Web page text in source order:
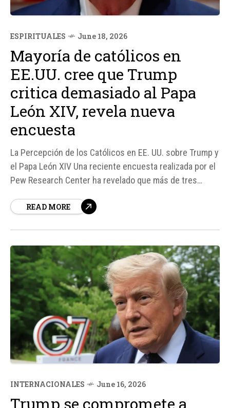
ESPIRITUALES June 18, 2026
Mayoría de católicos en
EE.UU. cree que Trump
critica demasiado al Papa
León XIV, revela nueva
encuesta
La Percepción de los Católicos en EE. UU. sobre Trump y
el Papa León XIV Una reciente encuesta realizada por el
Pew Research Center ha revelado que más de tres
tienen una opinión favorable del Papa León XIV.
READ MORE
INTERNACIONALES June 16, 2026
Trump se compromete a